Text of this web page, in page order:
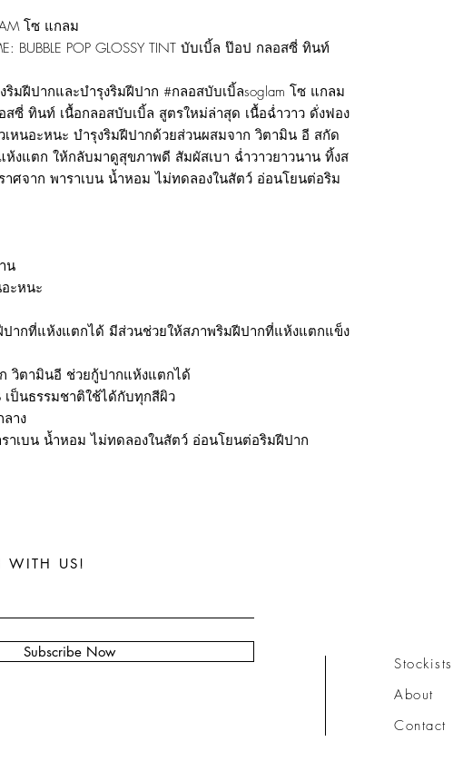
โซ แกลม
BUBBLE POP GLOSSY TINT บับเบิ้ล ป๊อป กลอสซี่ ทินท์
มฝีปากและบำรุงริมฝีปาก #กลอสบับเบิ้ลsoglam โซ แกลม
ซี่ ทินท์ เนื้อกลอสบับเบิ้ล สูตรใหม่ล่าสุด เนื้อฉ่ำวาว ดั่งฟอง
เหนอะหนะ บำรุงริมฝีปากด้วยส่วนผสมจาก วิตามิน อี สกัด
ห้งแตก ให้กลับมาดูสุขภาพดี สัมผัสเบา ฉ่ำวาวยาวนาน ทิ้งส
าศจาก พาราเบน น้ำหอม ไม่ทดลองในสัตว์ อ่อนโยนต่อริม
น
ะหนะ
ปากที่แห้งแตกได้ มีส่วนช่วยให้สภาพริมฝีปากที่แห้งแตกแข็ง
วิตามินอี ช่วยกู้ปากแห้งแตกได้
เป็นธรรมชาติใช้ได้กับทุกสีผิว
าง
าเบน น้ำหอม ไม่ทดลองในสัตว์ อ่อนโยนต่อริมฝีปาก
Subscribe Now
WITH US!
Stockists
About
Contact